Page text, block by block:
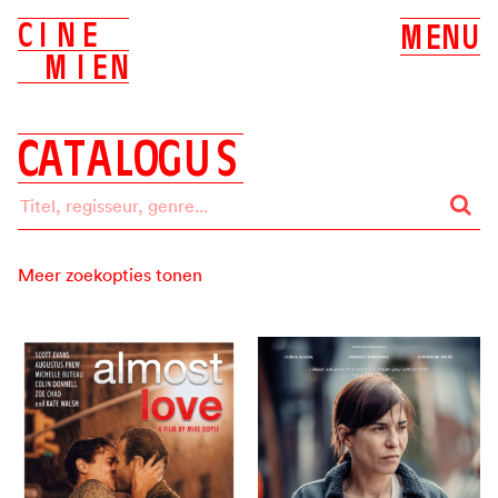
C I N E
M I EN
MENU
CATALOGUS
Meer zoekopties tonen
ALLES
BIOSCOOP
DVD
Label
ALLE